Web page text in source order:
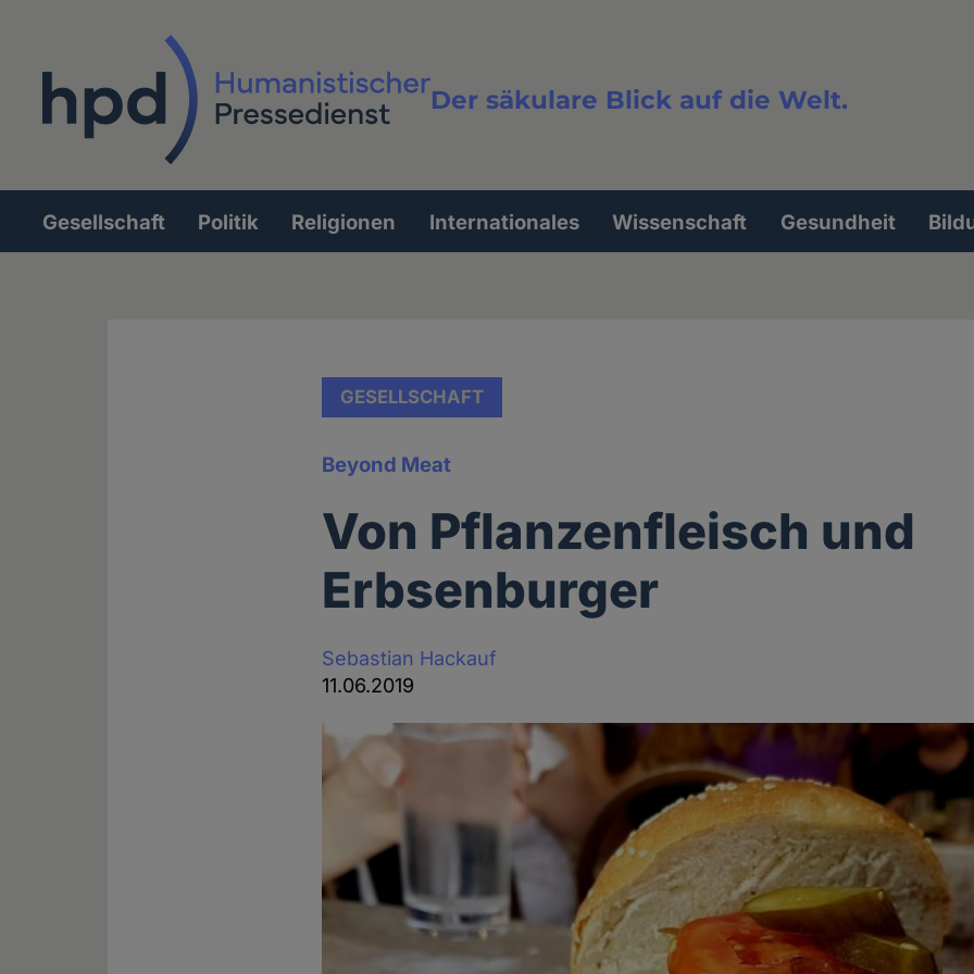
Der säkulare Blick auf die Welt.
Volltextsuche
Hauptnavigation
Gesellschaft Politik Religionen Internationales Wissenschaft Gesundheit
GESELLSCHAFT
Beyond Meat
Von Pflanzenfleisch und
Erbsenburger
Sebastian Hackauf
11.06.2019